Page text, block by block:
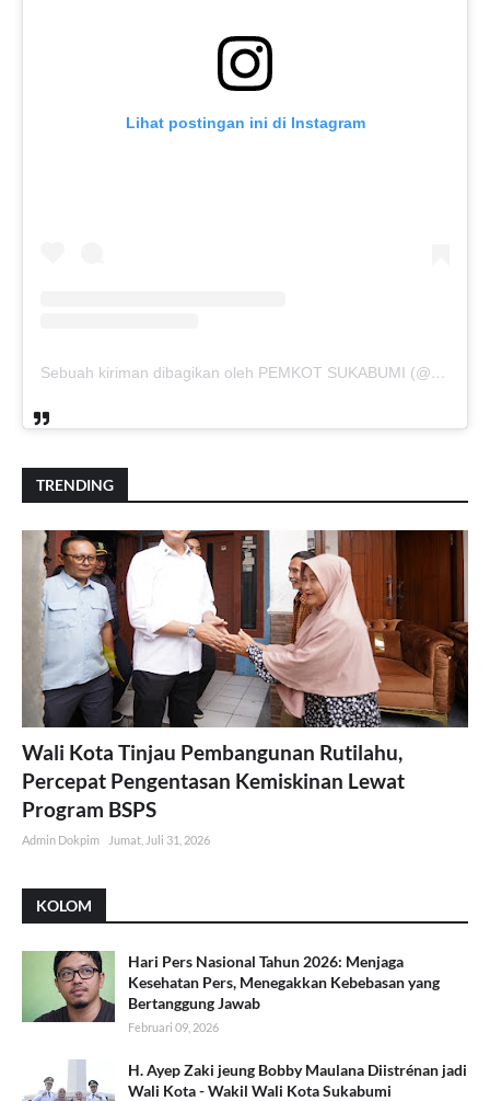
Lihat postingan ini di Instagram
Sebuah kiriman dibagikan oleh PEMKOT SUKABUMI (@pemkotsukabumi_)
TRENDING
Wali Kota Tinjau Pembangunan Rutilahu,
Percepat Pengentasan Kemiskinan Lewat
Program BSPS
Admin Dokpim Jumat, Juli 31, 2026
KOLOM
Hari Pers Nasional Tahun 2026: Menjaga
Kesehatan Pers, Menegakkan Kebebasan yang
Bertanggung Jawab
Februari 09, 2026
H. Ayep Zaki jeung Bobby Maulana Diistrénan jadi
Wali Kota - Wakil Wali Kota Sukabumi